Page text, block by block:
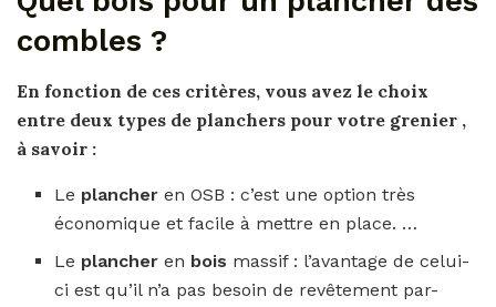
combles ?
En fonction de ces critères, vous avez le choix
entre deux types de planchers pour votre grenier ,
à savoir :
Le plancheren OSB : c’est une option très
économique et facile à mettre en place. …
Le plancheren bois massif : l’avantage de celui-
ci est qu’il n’a pas besoin de revêtement par-